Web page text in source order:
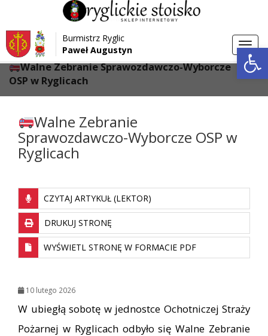
Przejdź do menu
Przejdź do głównej treści strony
Przejdź do stopki strony
Burmistrz Ryglic
Paweł Augustyn
Strona główna > Aktualności
Walne Zebranie Sprawozdawczo-Wyborcze
OSP w Ryglicach
Walne Zebranie
Sprawozdawczo-Wyborcze OSP w
Ryglicach
CZYTAJ ARTYKUŁ (LEKTOR)
DRUKUJ STRONĘ
WYŚWIETL STRONĘ W FORMACIE PDF
10 lutego 2026
W ubiegłą sobotę w jednostce Ochotniczej Straży
Pożarnej w Ryglicach odbyło się Walne Zebranie